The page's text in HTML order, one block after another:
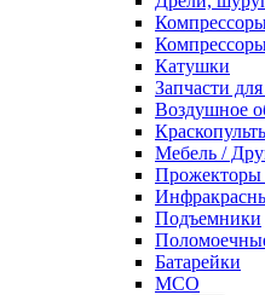
Катушки
Запчасти
Воздушное
Мебель /
Прожекторы
Подъемники
Батарейки
МСО